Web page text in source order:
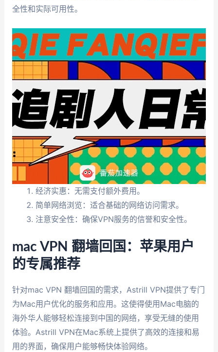
全性和实际可用性。
经济实惠：无需支付额外费用。
简单网络浏览：适合基础的网络访问需求。
注意安全性：确保VPN服务的信誉和安全性。
mac VPN 翻墙回国：苹果用户
的专属推荐
针对mac VPN 翻墙回国的需求，Astrill VPN提供了专门
为Mac用户优化的服务和应用。这使得使用Mac电脑的
海外华人能够轻松连接到中国的网络，享受无缝的使用
体验。Astrill VPN在Mac系统上提供了高效的连接和易
用的界面，确保用户能够畅快体验网络。